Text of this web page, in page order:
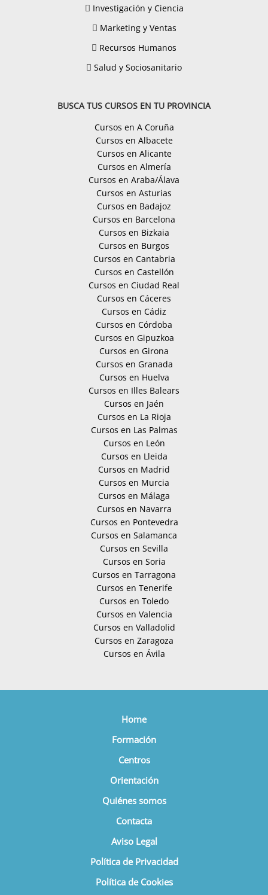
Investigación y Ciencia
Marketing y Ventas
Recursos Humanos
Salud y Sociosanitario
BUSCA TUS CURSOS EN TU PROVINCIA
Cursos en A Coruña
Cursos en Albacete
Cursos en Alicante
Cursos en Almería
Cursos en Araba/Álava
Cursos en Asturias
Cursos en Badajoz
Cursos en Barcelona
Cursos en Bizkaia
Cursos en Burgos
Cursos en Cantabria
Cursos en Castellón
Cursos en Ciudad Real
Cursos en Cáceres
Cursos en Cádiz
Cursos en Córdoba
Cursos en Gipuzkoa
Cursos en Girona
Cursos en Granada
Cursos en Huelva
Cursos en Illes Balears
Cursos en Jaén
Cursos en La Rioja
Cursos en Las Palmas
Cursos en León
Cursos en Lleida
Cursos en Madrid
Cursos en Murcia
Cursos en Málaga
Cursos en Navarra
Cursos en Pontevedra
Cursos en Salamanca
Cursos en Sevilla
Cursos en Soria
Cursos en Tarragona
Cursos en Tenerife
Cursos en Toledo
Cursos en Valencia
Cursos en Valladolid
Cursos en Zaragoza
Cursos en Ávila
Home
Formación
Centros
Orientación
Quiénes somos
Contacta
Aviso Legal
Política de Privacidad
Política de Cookies